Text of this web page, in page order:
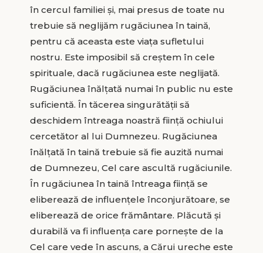
în cercul familiei și, mai presus de toate nu
trebuie să neglijăm rugăciunea în taină,
pentru că aceasta este viața sufletului
nostru. Este imposibil să creștem în cele
spirituale, dacă rugăciunea este neglijată.
Rugăciunea înălțată numai în public nu este
suficientă. În tăcerea singurătății să
deschidem întreaga noastră ființă ochiului
cercetător al lui Dumnezeu. Rugăciunea
înălțată în taină trebuie să fie auzită numai
de Dumnezeu, Cel care ascultă rugăciunile.
În rugăciunea în taină întreaga ființă se
eliberează de influențele înconjurătoare, se
eliberează de orice frământare. Plăcută și
durabilă va fi influența care pornește de la
Cel care vede în ascuns, a Cărui ureche este